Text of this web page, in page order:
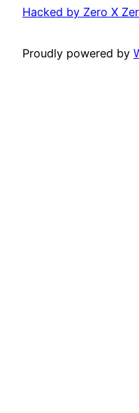
Hacked by Zero X
Proudly powered by